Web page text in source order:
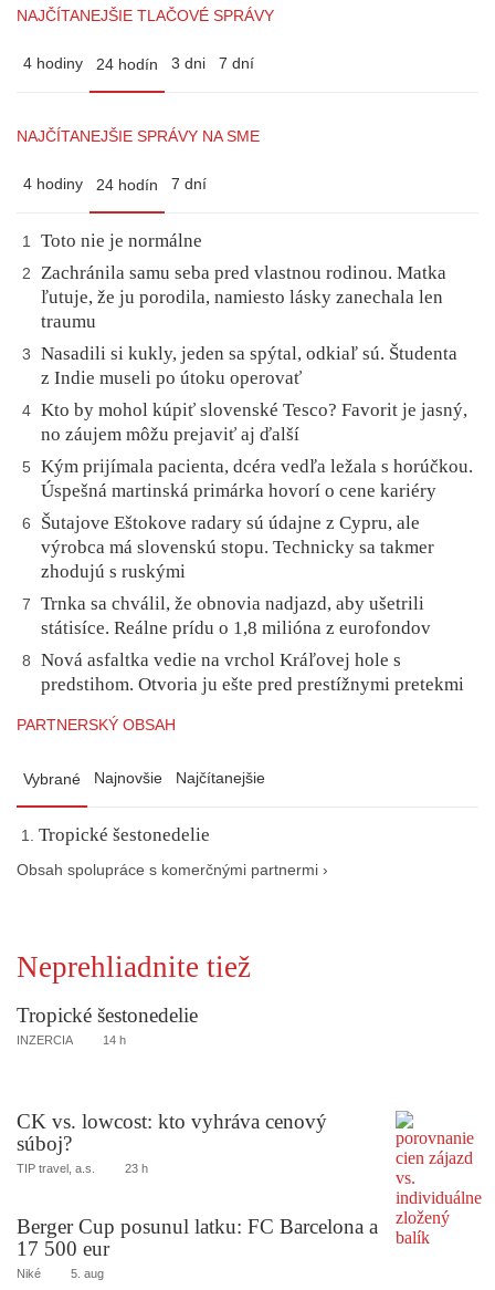
NAJČÍTANEJŠIE TLAČOVÉ SPRÁVY
4 hodiny 24 hodín 3 dni 7 dní
NAJČÍTANEJŠIE SPRÁVY NA SME
4 hodiny 24 hodín 7 dní
1 Toto nie je normálne
2
Zachránila samu seba pred vlastnou rodinou. Matka
ľutuje, že ju porodila, namiesto lásky zanechala len
traumu
3
Nasadili si kukly, jeden sa spýtal, odkiaľ sú. Študenta
z Indie museli po útoku operovať
4 Kto by mohol kúpiť slovenské Tesco? Favorit je jasný,
no záujem môžu prejaviť aj ďalší
5
Kým prijímala pacienta, dcéra vedľa ležala s horúčkou.
Úspešná martinská primárka hovorí o cene kariéry
6
Šutajove Eštokove radary sú údajne z Cypru, ale
výrobca má slovenskú stopu. Technicky sa takmer
zhodujú s ruskými
7
Trnka sa chválil, že obnovia nadjazd, aby ušetrili
státisíce. Reálne prídu o 1,8 milióna z eurofondov
8
Nová asfaltka vedie na vrchol Kráľovej hole s
predstihom. Otvoria ju ešte pred prestížnymi pretekmi
PARTNERSKÝ OBSAH
Vybrané Najnovšie Najčítanejšie
Tropické šestonedelie
Obsah spolupráce s komerčnými partnermi ›
Neprehliadnite tiež
Tropické šestonedelie
INZERCIA 14 h
CK vs. lowcost: kto vyhráva cenový
súboj?
TIP travel, a.s. 23 h
Berger Cup posunul latku: FC Barcelona a
17 500 eur
Niké 5. aug